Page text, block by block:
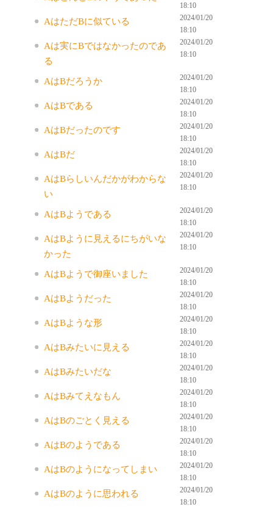
18:10
AはただBに似ている
2024/01/20
18:10
Aは実にBではなかったのであ
る
2024/01/20
18:10
AはBだろうか
2024/01/20
18:10
AはBである
2024/01/20
18:10
AはBだったのです
2024/01/20
18:10
AはBだ
2024/01/20
18:10
AはBらしいんだかがわからな
い
2024/01/20
18:10
AはBようである
2024/01/20
18:10
AはBように見えるにちがいな
かった
2024/01/20
18:10
AはBようで御座いました
2024/01/20
18:10
AはBようだった
2024/01/20
18:10
AはBような形
2024/01/20
18:10
AはBみたいに見える
2024/01/20
18:10
AはBみたいだな
2024/01/20
18:10
AはBみてえなもん
2024/01/20
18:10
AはBのごとく見える
2024/01/20
18:10
AはBのようである
2024/01/20
18:10
AはBのようになってしまい
2024/01/20
18:10
AはBのように思われる
2024/01/20
18:10